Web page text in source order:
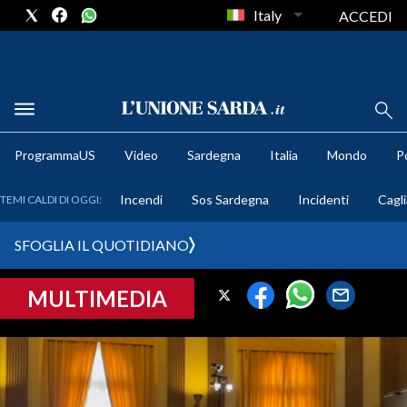
METEO
CRONACA SARDEGNA
PROVINCIA DI CAGLIARI
SULCIS IGLESIENTE
Italy ACCEDI
ProgrammaUS Video Sardegna Italia Mondo
TEMI CALDI DI OGGI: Incendi Sos Sardegna Incidenti
SFOGLIA IL QUOTIDIANO
MULTIMEDIA